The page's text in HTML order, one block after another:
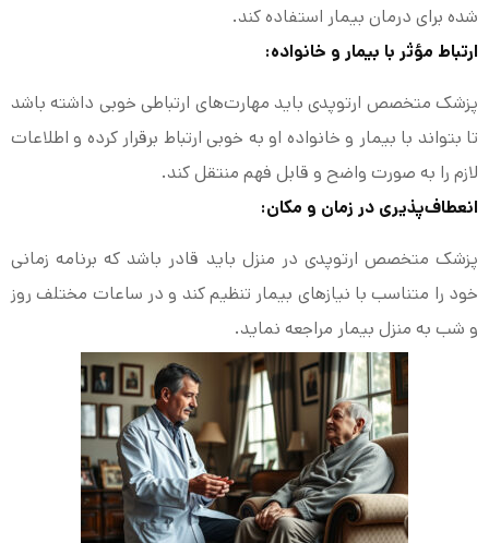
شده برای درمان بیمار استفاده کند.
ارتباط مؤثر با بیمار و خانواده:
پزشک متخصص ارتوپدی باید مهارت‌های ارتباطی خوبی داشته باشد
تا بتواند با بیمار و خانواده او به خوبی ارتباط برقرار کرده و اطلاعات
لازم را به صورت واضح و قابل فهم منتقل کند.
انعطاف‌پذیری در زمان و مکان:
پزشک متخصص ارتوپدی در منزل باید قادر باشد که برنامه زمانی
خود را متناسب با نیازهای بیمار تنظیم کند و در ساعات مختلف روز
و شب به منزل بیمار مراجعه نماید.